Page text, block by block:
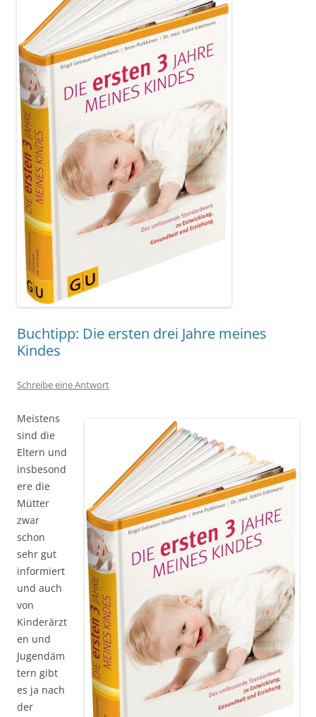
Buchtipp: Die ersten drei Jahre meines
Kindes
Schreibe eine Antwort
Meistens
sind die
Eltern und
insbesond
ere die
Mütter
zwar
schon
sehr gut
informiert
und auch
von
Kinderärzt
en und
Jugendäm
tern gibt
es ja nach
der